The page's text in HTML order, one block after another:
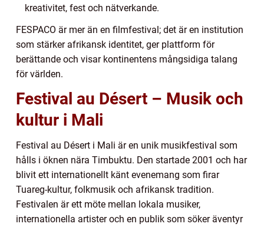
kreativitet, fest och nätverkande.
FESPACO är mer än en filmfestival; det är en institution
som stärker afrikansk identitet, ger plattform för
berättande och visar kontinentens mångsidiga talang
för världen.
Festival au Désert – Musik och
kultur i Mali
Festival au Désert i Mali är en unik musikfestival som
hålls i öknen nära Timbuktu. Den startade 2001 och har
blivit ett internationellt känt evenemang som firar
Tuareg-kultur, folkmusik och afrikansk tradition.
Festivalen är ett möte mellan lokala musiker,
internationella artister och en publik som söker äventyr